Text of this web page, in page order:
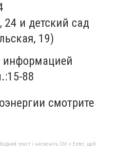
и детский сад
19)
информацией
88
смотрите
текст і натисніть Ctrl + Enter, щоб